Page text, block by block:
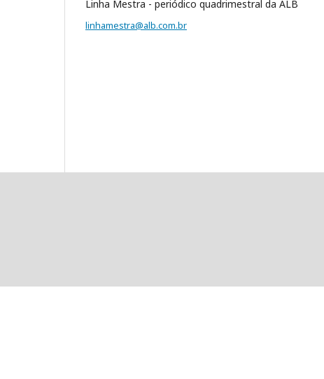
Linha Mestra - periódico quadrimestral da ALB
linhamestra@alb.com.br